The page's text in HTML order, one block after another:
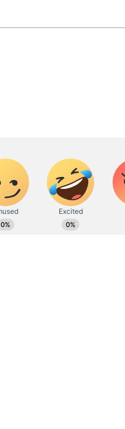
ಕಂಬದಲ್ಲಿ ವಿದ್ಯುತ್ ಪ್ರವಹಿಸಿ
ಬಗ್ಗೆ ಫೋಷಕರು ಆಕ್ರೋಶ
ಹರಿಹಾಯ್ದಿದರು.
ಕಂಬದ ಮೂಲಕವೇ ಶಾಲೆಯ
ಜೋರು